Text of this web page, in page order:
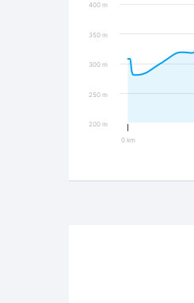
0 km
200 m
250 m
300 m
350 m
400 m